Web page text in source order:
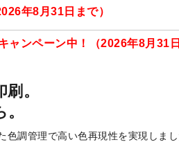
年8月31日まで）
ャンペーン中！（2026年8月31日
。
調管理で高い色再現性を実現しまし